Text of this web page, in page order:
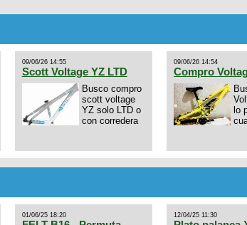
09/06/26 14:55
Scott Voltage YZ LTD
Busco compro
scott voltage
YZ solo LTD o
con corredera
09/06/26 14:54
Compro
lo
01/06/25 18:20 12/04/25 11:30